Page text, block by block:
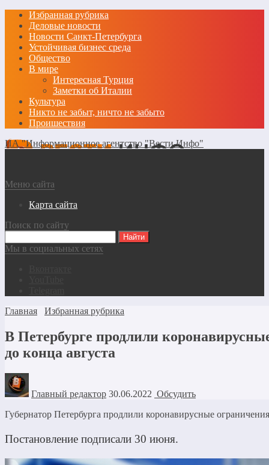
Избранная рубрика
Деловые новости
Новости Санкт-Петербурга
Устойчивая бизнес среда
Общество
В мире
Интересная Турция
Заметки об Италии
Культура
Никто не забыт, ничто не забыто
Проишествия
ИА "Информационное агентство "Вести Инфо"
Меню сайта
Карта сайта
Поиск по сайту
Мы в социальных сетях
Главная
Избранная рубрика
В Петербурге продлили
до конца августа
Главный редактор 30.06.2022 Обсудить
Губернатор Петербурга продлили коронавирусные
Постановление подписали 30 июня.